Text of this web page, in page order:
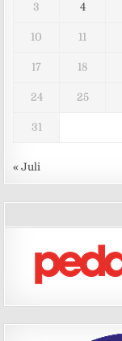
3 4
10 11
17 18
24 25
31
« Juli